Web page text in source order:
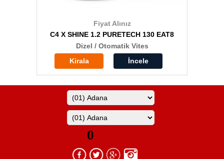
Fiyat Alınız
C4 X SHINE 1.2 PURETECH 130 EAT8
Dizel / Otomatik Vites
Kirala
İncele